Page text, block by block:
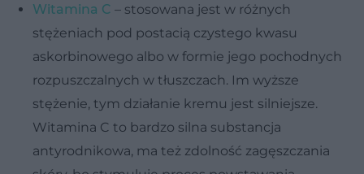
Witamina C – stosowana jest w różnych
stężeniach pod postacią czystego kwasu
askorbinowego albo w formie jego pochodnych
rozpuszczalnych w tłuszczach. Im wyższe
stężenie, tym działanie kremu jest silniejsze.
Witamina C to bardzo silna substancja
antyrodnikowa, ma też zdolność zagęszczania